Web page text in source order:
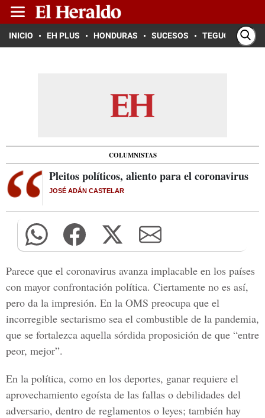
INICIO EH PLUS HONDURAS SUCESOS TEGUCIGALPA
COLUMNISTAS
Pleitos políticos, aliento para el coronavirus
JOSÉ ADÁN CASTELAR
Parece que el coronavirus avanza implacable en los países
con mayor confrontación política. Ciertamente no es así,
pero da la impresión. En la OMS preocupa que el
incorregible sectarismo sea el combustible de la pandemia,
que se fortalezca aquella sórdida proposición de que “entre
peor, mejor”.
En la política, como en los deportes, ganar requiere el
aprovechamiento egoísta de las fallas o debilidades del
adversario, dentro de reglamentos o leyes; también hay